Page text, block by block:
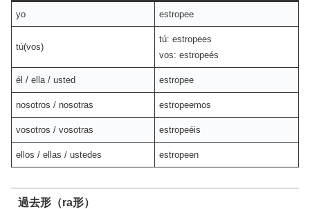
yo estropee
tú(vos)
tú: estropees
vos: estropeés
él / ella / usted estropee
nosotros / nosotras estropeemos
vosotros / vosotras estropeéis
ellos / ellas / ustedes estropeen
過去形（ra形）